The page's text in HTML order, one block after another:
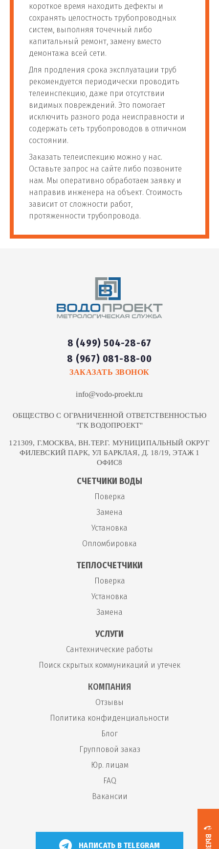
короткое время находить дефекты и
сохранять целостность трубопроводных
систем, выполняя точечный либо
капитальный ремонт, замену вместо
демонтажа всей сети.
Для продления срока эксплуатации труб
рекомендуется периодически проводить
телеинспекцию, даже при отсутствии
видимых повреждений. Это помогает
исключить разного рода неисправности и
содержать сеть трубопроводов в отличном
состоянии.
Заказать телеиспекцию можно у нас.
Оставьте запрос на сайте либо позвоните
нам. Мы оперативно обработаем заявку и
направив инженера на объект. Стоимость
зависит от сложности работ,
протяженности трубопровода.
8 (499) 504-28-67
8 (967) 081-88-00
ЗАКАЗАТЬ ЗВОНОК
info@vodo-proekt.ru
ОБЩЕСТВО С ОГРАНИЧЕННОЙ ОТВЕТСТВЕННОСТЬЮ
"ГК ВОДОПРОЕКТ"
121309, Г.МОСКВА, ВН.ТЕР.Г. МУНИЦИПАЛЬНЫЙ ОКРУГ
ФИЛЕВСКИЙ ПАРК, УЛ БАРКЛАЯ, Д. 18/19, ЭТАЖ 1
ОФИС8
СЧЕТЧИКИ ВОДЫ
Поверка
Замена
Установка
Опломбировка
ТЕПЛОСЧЕТЧИКИ
Поверка
Установка
Замена
УСЛУГИ
Сантехнические работы
Поиск скрытых коммуникаций и утечек
КОМПАНИЯ
Отзывы
Политика конфиденциальности
Блог
Групповой заказ
Юр. лицам
FAQ
Вакансии
НАПИСАТЬ В TELEGRAM